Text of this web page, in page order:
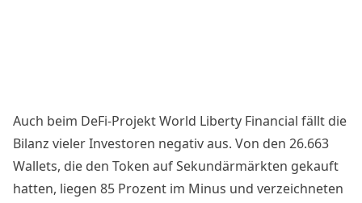
Auch beim DeFi-Projekt World Liberty Financial fällt die
Bilanz vieler Investoren negativ aus. Von den 26.663
Wallets, die den Token auf Sekundärmärkten gekauft
hatten, liegen 85 Prozent im Minus und verzeichneten